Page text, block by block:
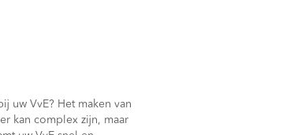
uw VvE? Het maken van
kan complex zijn, maar